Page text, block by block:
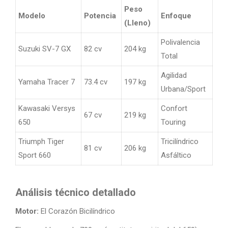
Modelo Potencia
Peso
(Lleno)
Enfoque
Suzuki SV-7 GX 82 cv 204 kg
Polivalencia
Total
Yamaha Tracer 7 73.4 cv 197 kg
Agilidad
Urbana/Sport
Kawasaki Versys
650
67 cv 219 kg
Confort
Touring
Triumph Tiger
Sport 660
81 cv 206 kg
Tricilíndrico
Asfáltico
Análisis técnico detallado
Motor: El Corazón Bicilíndrico